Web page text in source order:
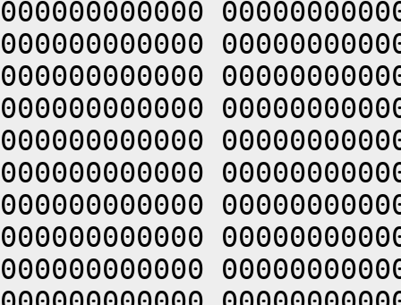
000000000000
000000000000
000000000000
000000000000
000000000000
000000000000
000000000000
000000000000
000000000000